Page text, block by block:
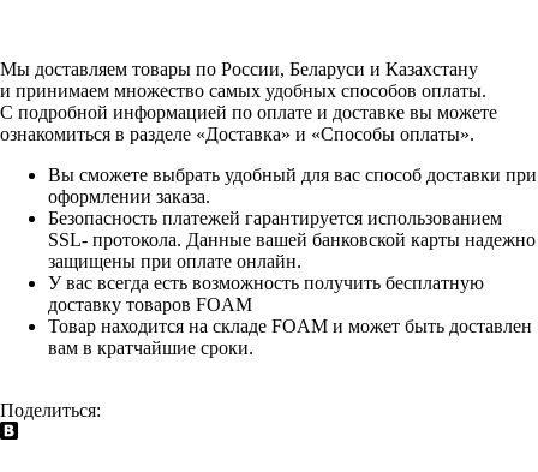
Мы доставляем товары по России, Беларуси и Казахстану
и принимаем множество самых удобных способов оплаты.
С подробной информацией по оплате и доставке вы можете
ознакомиться в разделе «Доставка» и «Способы оплаты».
Вы сможете выбрать удобный для вас способ доставки при
оформлении заказа.
Безопасность платежей гарантируется использованием
SSL- протокола. Данные вашей банковской карты надежно
защищены при оплате онлайн.
У вас всегда есть возможность получить бесплатную
доставку товаров FOAM
Товар находится на складе FOAM и может быть доставлен
вам в кратчайшие сроки.
Поделиться: